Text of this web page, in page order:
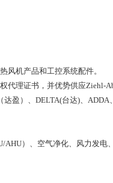
风机产品和工控系统配件。
代理证书，并优势供应Ziehl-
盈）、DELTA(台达)、ADDA
AHU）、空气净化、风力发电